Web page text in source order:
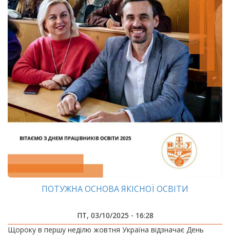
ПОТУЖНА ОСНОВА ЯКІСНОЇ ОСВІТИ
ПТ, 03/10/2025 - 16:28
Щороку в першу неділю жовтня Україна відзначає День